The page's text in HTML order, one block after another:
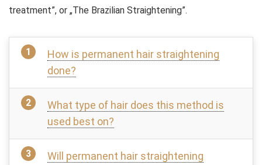
treatment”, or „The Brazilian Straightening”.
How is permanent hair straightening
done?
What type of hair does this method is
used best on?
Will permanent hair straightening